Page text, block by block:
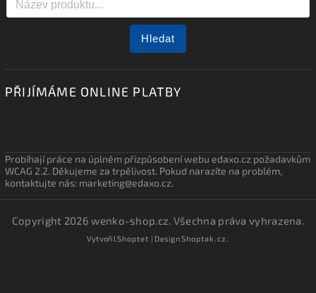
Hledat
PŘIJÍMÁME ONLINE PLATBY
Probíhají práce na úplném přizpůsobení webu edaxo.cz požadavkům
WCAG 2.2. Děkujeme za trpělivost. Pokud narazíte na problém,
kontaktujte nás: marketing@edaxo.cz.
Copyright 2026wenko-shop.cz. Všechna práva vyhrazena.
VytvořilShoptet | DesignShoptak.cz.